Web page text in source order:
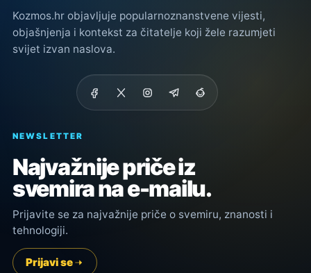
Kozmos.hr objavljuje popularnoznanstvene vijesti,
objašnjenja i kontekst za čitatelje koji žele razumjeti
svijet izvan naslova.
NEWSLETTER
Najvažnije priče iz
svemira na e-mailu.
Prijavite se za najvažnije priče o svemiru, znanosti i
tehnologiji.
Prijavi se